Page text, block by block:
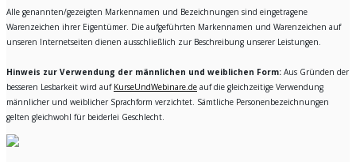
Alle genannten/gezeigten Markennamen und Bezeichnungen sind eingetragene
Warenzeichen ihrer Eigentümer. Die aufgeführten Markennamen und Warenzeichen auf
unseren Internetseiten dienen ausschließlich zur Beschreibung unserer Leistungen.
Hinweis zur Verwendung der männlichen und weiblichen Form: Aus Gründen der
besseren Lesbarkeit wird auf KurseUndWebinare.de auf die gleichzeitige Verwendung
männlicher und weiblicher Sprachform verzichtet. Sämtliche Personenbezeichnungen
gelten gleichwohl für beiderlei Geschlecht.